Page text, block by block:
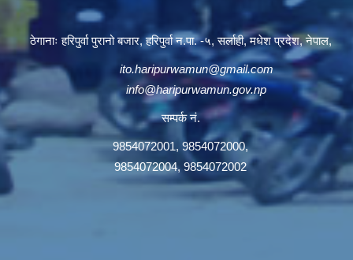
ठेगानाः हरिपुर्वा पुरानो बजार, हरिपुर्वा न.पा. -५, सर्लाही, मधेश प्रदेश, नेपाल,
ito.haripurwamun@gmail.com
info@haripurwamun.gov.np
सम्पर्क नं.
9854072001, 9854072000,
9854072004, 9854072002